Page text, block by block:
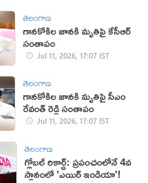
తెలంగాణ
గానకోకిల జానకి మృతిపై కేసీఆర్
సంతాపం
Jul 11, 2026, 17:07 IST
తెలంగాణ
గానకోకిల జానకి మృతిపై సీఎం
రేవంత్ రెడ్డి సంతాపం
Jul 11, 2026, 17:07 IST
తెలంగాణ
గ్లోబల్ రికార్డ్: ప్రపంచంలోనే 4వ
స్థానంలో 'ఎయిర్ ఇండియా'!